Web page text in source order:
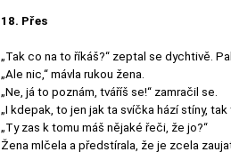
18. Přes
„Tak co na to říkáš?“ zeptal se dychtivě.
„Ale nic,“ mávla rukou žena.
„Ne, já to poznám, tváříš se!“ zamračil se.
„I kdepak, to jen jak ta svíčka hází stíny,
„Ty zas k tomu máš nějaké řeči, že jo?“
Žena mlčela a předstírala, že je zcela